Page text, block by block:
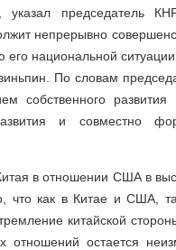
указал председатель
непрерывно
национальной
По словам
собственного
и совместно
в отношении США в
что как в Китае и США,
китайской
отношений остается